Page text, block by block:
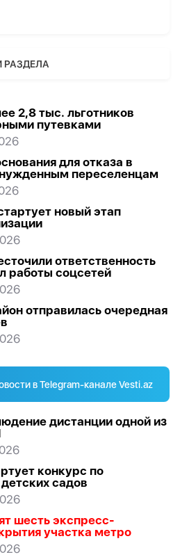
РАЗДЕЛА
2,8 тыс. льготников
путевками
для отказа в
переселенцам
новый этап
ответственность
работы соцсетей
отправилась очередная
в Telegram-канале Vesti.az
дистанции одной из
конкурс по
садов
шесть экспресс-
участка метро